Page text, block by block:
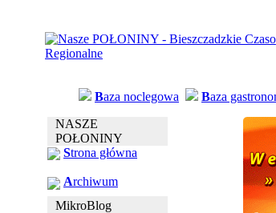
Baza noclegowa Baza
NASZE
POŁONINY
Strona główna
Archiwum
MikroBlog